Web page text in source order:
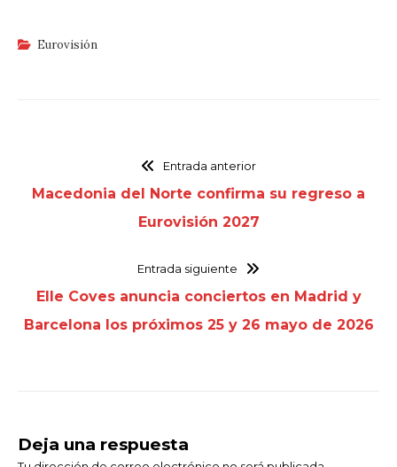
Eurovisión
Entrada anterior
Macedonia del Norte confirma su regreso a
Eurovisión 2027
Entrada siguiente
Elle Coves anuncia conciertos en Madrid y
Barcelona los próximos 25 y 26 mayo de 2026
Deja una respuesta